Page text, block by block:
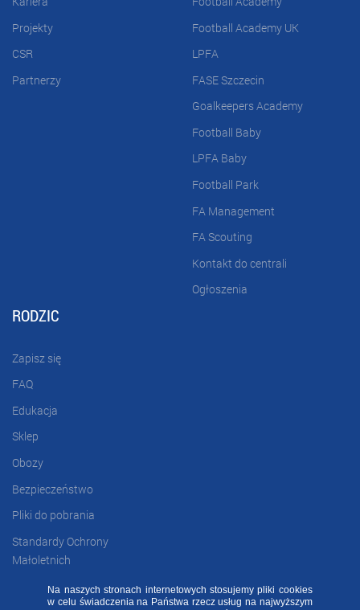
Projekty
CSR
Partnerzy
Football Academy UK
LPFA
FASE Szczecin
Goalkeepers Academy
Football Baby
LPFA Baby
Football Park
FA Management
FA Scouting
Kontakt do centrali
Ogłoszenia
RODZIC
Zapisz się
FAQ
Edukacja
Sklep
Obozy
Bezpieczeństwo
Pliki do pobrania
Standardy Ochrony
Małoletnich
Na naszych stronach internetowych stosujemy pliki cookies
w celu świadczenia na Państwa rzecz usług na najwyższym